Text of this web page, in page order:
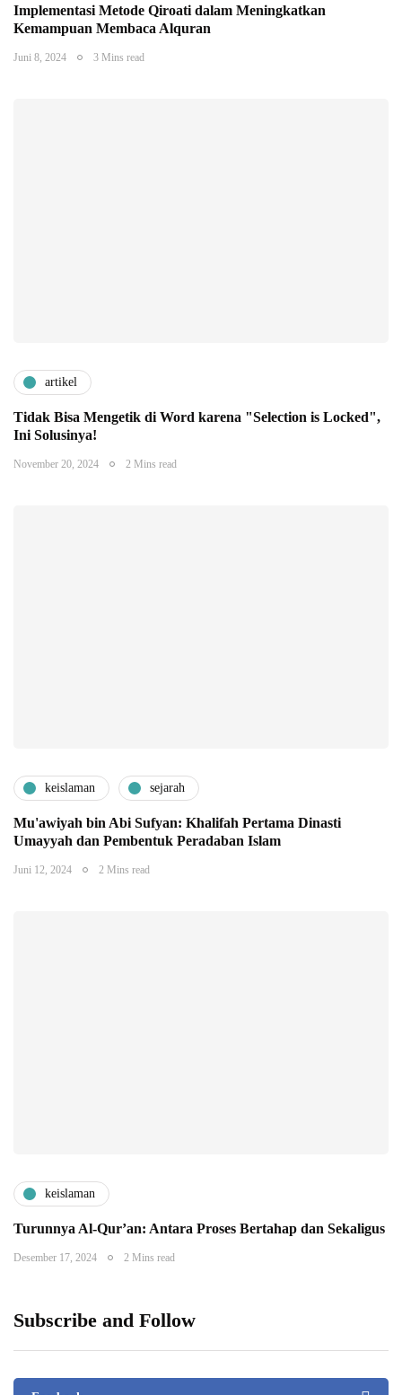
Implementasi Metode Qiroati dalam Meningkatkan
Kemampuan Membaca Alquran
Juni 8, 2024 3 Mins read
artikel
Tidak Bisa Mengetik di Word karena "Selection is Locked",
Ini Solusinya!
November 20, 2024 2 Mins read
keislaman sejarah
Mu'awiyah bin Abi Sufyan: Khalifah Pertama Dinasti
Umayyah dan Pembentuk Peradaban Islam
Juni 12, 2024 2 Mins read
keislaman
Turunnya Al-Qur’an: Antara Proses Bertahap dan Sekaligus
Desember 17, 2024 2 Mins read
Subscribe and Follow